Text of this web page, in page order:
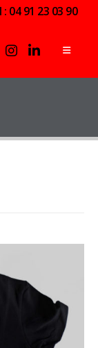
: 04 91 23 03 90